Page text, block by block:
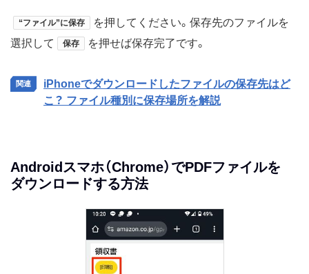
“ファイル”に保存
を押してください。保存先のファイルを
選択して
保存 を押せば保存完了です。
iPhoneでダウンロードしたファイルの保存先はど
こ？ ファイル種別に保存場所を解説
Androidスマホ（Chrome）でPDFファイルを
ダウンロードする方法